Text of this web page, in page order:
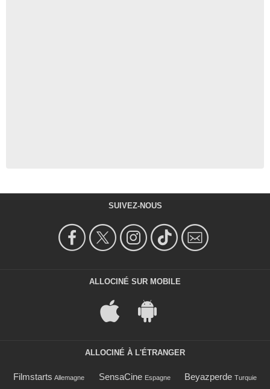
SUIVEZ-NOUS
ALLOCINÉ SUR MOBILE
ALLOCINÉ À L'ÉTRANGER
Filmstarts Allemagne SensaCine Espagne Beyazperde Turquie